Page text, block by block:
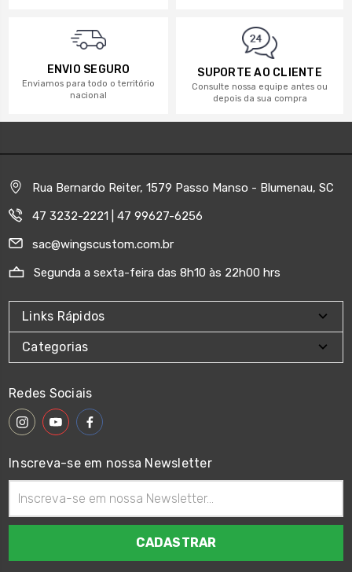
ENVIO SEGURO
Enviamos para todo o território
nacional
SUPORTE AO CLIENTE
Consulte nossa equipe antes ou
depois da sua compra
Rua Bernardo Reiter, 1579 Passo Manso - Blumenau, SC
47 3232-2221 | 47 99627-6256
sac@wingscustom.com.br
Segunda a sexta-feira das 8h10 às 22h00 hrs
Links Rápidos
Categorias
Redes Sociais
Inscreva-se em nossa Newsletter
de
email